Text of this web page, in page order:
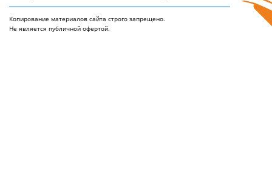
Копирование материалов сайта строго запрещено.
Не является публичной офертой.